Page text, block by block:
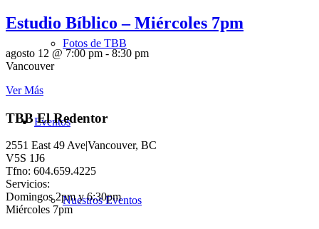
Fotos de TBB
Eventos
Nuestros Eventos
Estudio Bíblico – Miércoles 7pm
agosto 12 @ 7:00 pm - 8:30 pm
Vancouver
Ver Más
TBB El Redentor
2551 East 49 Ave|Vancouver, BC
V5S 1J6
Tfno: 604.659.4225
Servicios:
Domingos 2pm y 6:30pm
Miércoles 7pm